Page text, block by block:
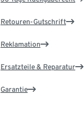
Retouren-Gutschrift
Reklamation
Ersatzteile & Reparatur
Garantie